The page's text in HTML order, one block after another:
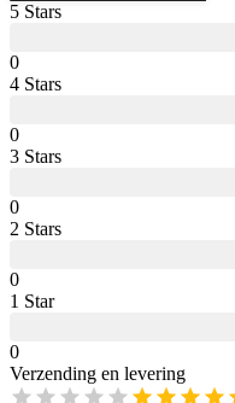
5 Stars
0
4 Stars
0
3 Stars
0
2 Stars
0
1 Star
0
Verzending en levering